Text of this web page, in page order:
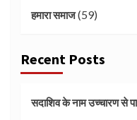
हमारा समाज(59)
Recent Posts
सदाशिव के नाम उच्चारण से